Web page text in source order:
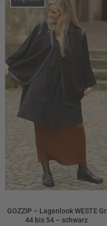
GOZZIP – Lagenlook WESTE Gr
44 bis 54 – schwarz